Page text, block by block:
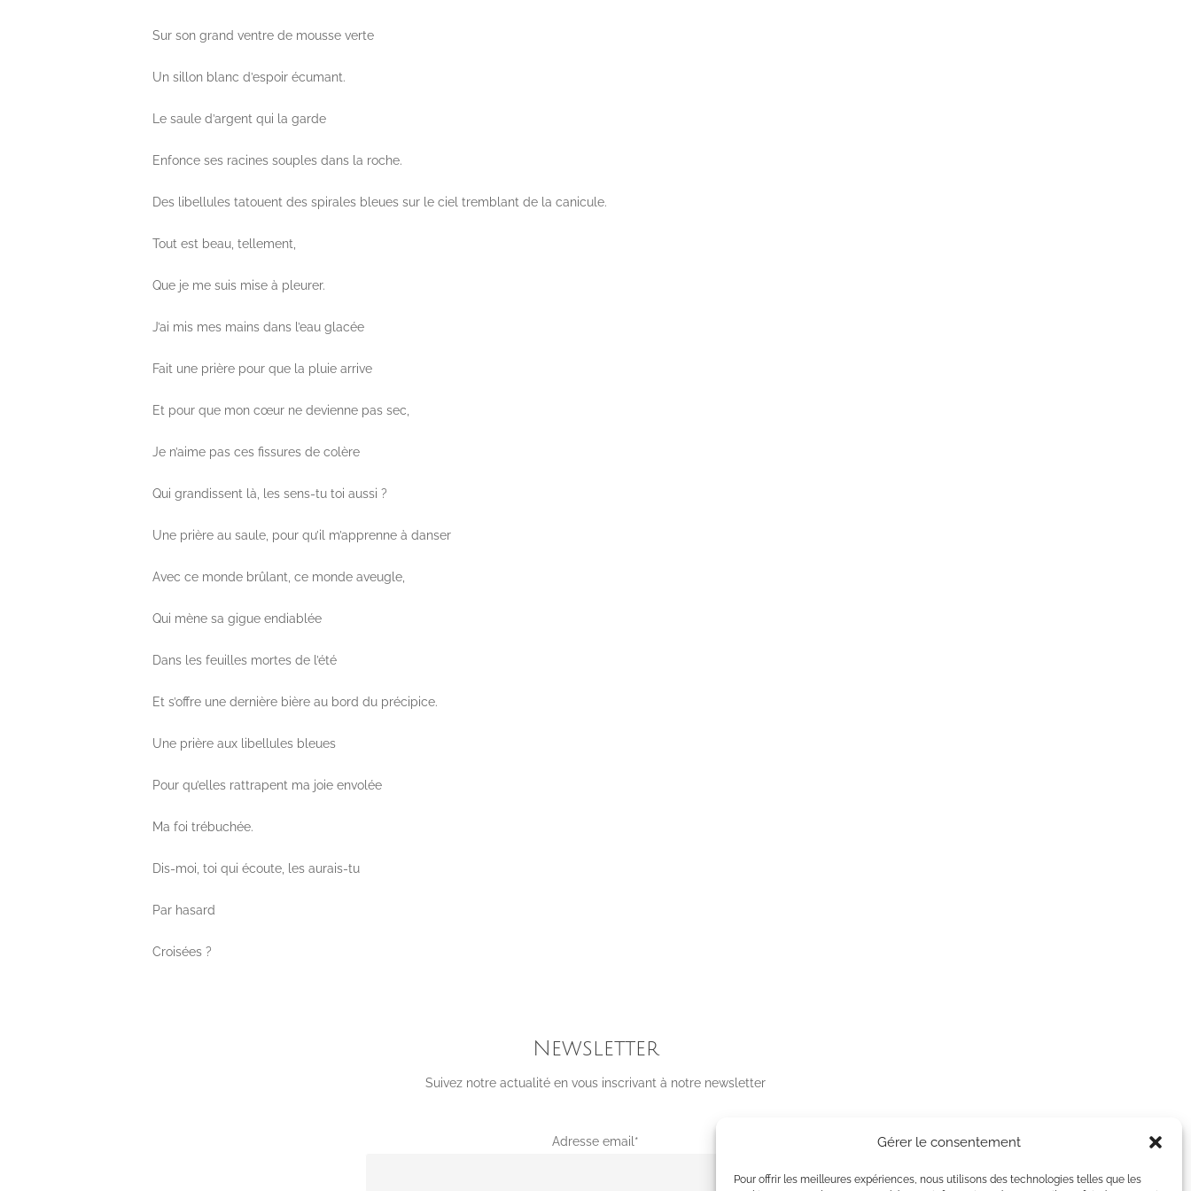
Gérer le consentement
Pour offrir les meilleures expériences, nous utilisons des technologies telles que les
Sur son grand ventre de mousse verte
Un sillon blanc d’espoir écumant.
Le saule d’argent qui la garde
Enfonce ses racines souples dans la roche.
Des libellules tatouent des spirales bleues sur le ciel tremblant de la canicule.
Tout est beau, tellement,
Que je me suis mise à pleurer.
J’ai mis mes mains dans l’eau glacée
Fait une prière pour que la pluie arrive
Et pour que mon cœur ne devienne pas sec,
Je n’aime pas ces fissures de colère
Qui grandissent là, les sens-tu toi aussi ?
Une prière au saule, pour qu’il m’apprenne à danser
Avec ce monde brûlant, ce monde aveugle,
Qui mène sa gigue endiablée
Dans les feuilles mortes de l’été
Et s’offre une dernière bière au bord du précipice.
Une prière aux libellules bleues
Pour qu’elles rattrapent ma joie envolée
Ma foi trébuchée.
Dis-moi, toi qui écoute, les aurais-tu
Par hasard
Croisées ?
Newsletter
Suivez notre actualité en vous inscrivant à notre newsletter
Adresse email*